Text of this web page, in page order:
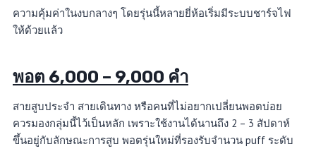
ความคุ้มค่าในงบกลางๆ โดยรุ่นนี้หลายยี่ห้อเริ่มมีระบบชาร์จไฟ
ให้ด้วยแล้ว
พอต 6,000 – 9,000 คำ
สายสูบประจำ สายเดินทาง หรือคนที่ไม่อยากเปลี่ยนพอตบ่อย
ควรมองกลุ่มนี้ไว้เป็นหลัก เพราะใช้งานได้นานถึง 2 – 3 สัปดาห์
ขึ้นอยู่กับลักษณะการสูบ พอตรุ่นใหม่ที่รองรับจำนวน puff ระดับ